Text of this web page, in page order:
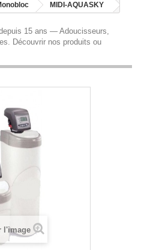
MIDI-AQUASKY
15 ans — Adoucisseurs,
Découvrir nos produits ou
l'image